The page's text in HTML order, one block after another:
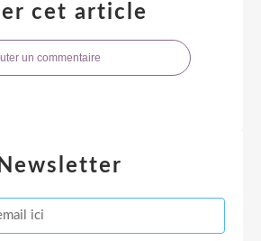
cet article
un commentaire
Newsletter